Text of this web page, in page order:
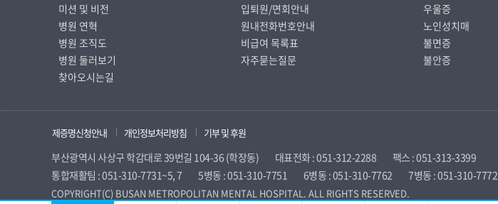
미션 및 비전
병원 연혁
병원 조직도
병원 둘러보기
찾아오시는길
입퇴원/면회안내
원내전화번호안내
비급여 목록표
자주묻는질문
우울증
노인성치매
불면증
불안증
제증명신청안내 개인정보처리방침 기부 및 후원
부산광역시 사상구 학감대로 39번길 104-36 (학장동) 대표전화 : 051-312-2288
팩스 : 051-313-3399
통합재활팀 : 051-310-7731~5, 7
5병동 : 051-310-7751 6병동 : 051-310-7762 7병동 : 051-310-7772
COPYRIGHT(C) BUSAN METROPOLITAN MENTAL HOSPITAL. ALL RIGHTS RESERVED.